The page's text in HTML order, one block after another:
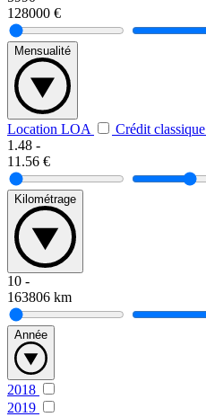
128000 €
Mensualité
Location LOA
Crédit classique
1.48 -
11.56 €
Kilométrage
10 -
163806 km
Année
2018
2019